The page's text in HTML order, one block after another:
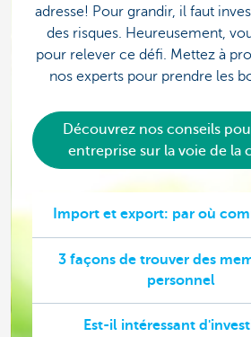
adresse! Pour grandir, il faut
des risques. Heureusement,
pour relever ce défi. Mettez à
nos experts pour prendre les
Découvrez nos conseils
entreprise sur la voie de la
Import et export: par où
3 façons de trouver des
personnel
Est-il intéressant